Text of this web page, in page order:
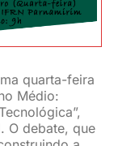
quarta-feira
Médio:
O debate, que